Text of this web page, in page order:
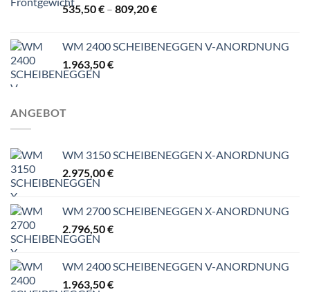
535,50€ – 809,20€Preisspanne:
809,20 €
WM 2400 SCHEIBENEGGEN V-ANORDNUNG
1.963,50€
ANGEBOT
WM 3150 SCHEIBENEGGEN X-ANORDNUNG
2.975,00€
WM 2700 SCHEIBENEGGEN X-ANORDNUNG
2.796,50€
WM 2400 SCHEIBENEGGEN V-ANORDNUNG
1.963,50€